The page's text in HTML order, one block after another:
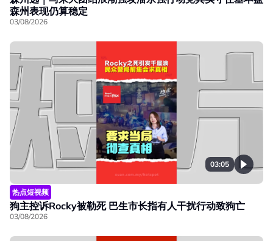
森州表现仍算稳定
03/08/2026
03:05
热点短视频
狗主控诉Rocky被勒死 巴生市长指有人干扰行动致狗亡
03/08/2026